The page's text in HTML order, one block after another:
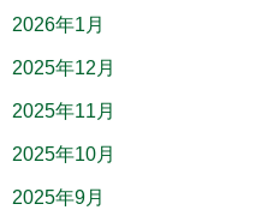
2026年1月
2025年12月
2025年11月
2025年10月
2025年9月